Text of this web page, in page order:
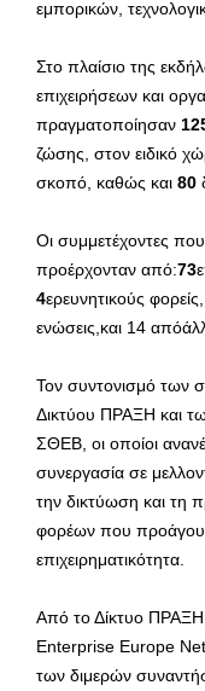
εμπορικών,
Στο πλαίσιο της
επιχειρήσεων και
πραγματοποίησαν
ζώσης, στον ειδικό
σκοπό, καθώς και 80
Οι συμμετέχοντες που
προέρχονταν από:73
4ερευνητικούς φορείς,
ενώσεις,και 14
Τον συντονισμό των
Δικτύου ΠΡΑΞΗ και
ΣΘΕΒ, οι οποίοι
συνεργασία σε
την δικτύωση και
φορέων που προάγουν
επιχειρηματικότητα.
Από το Δίκτυο
Enterprise Europe
των διμερών